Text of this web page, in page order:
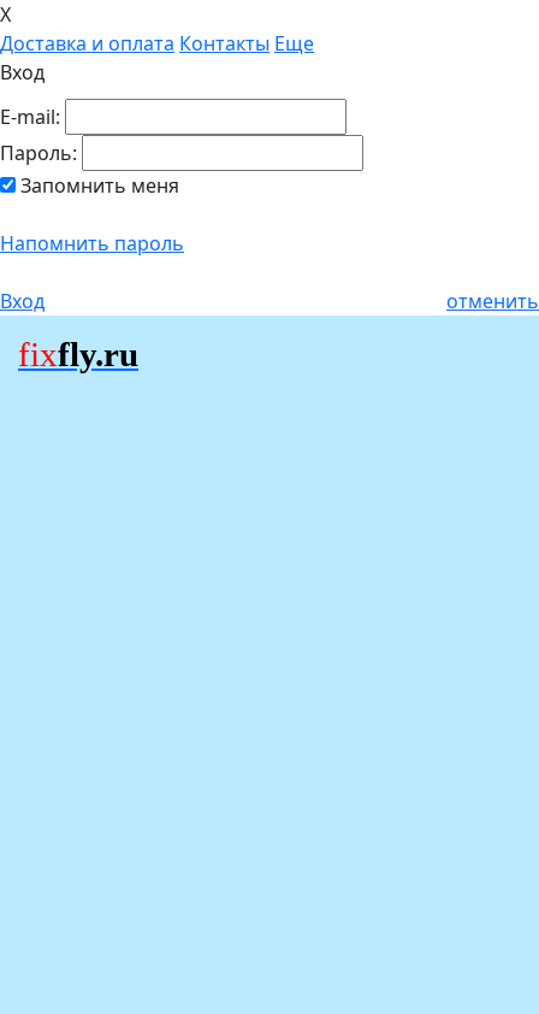
X
Доставка и оплата Контакты Еще
Вход
E-mail:
Пароль:
Запомнить меня
Напомнить пароль
Вход отменить
fixfly.ru